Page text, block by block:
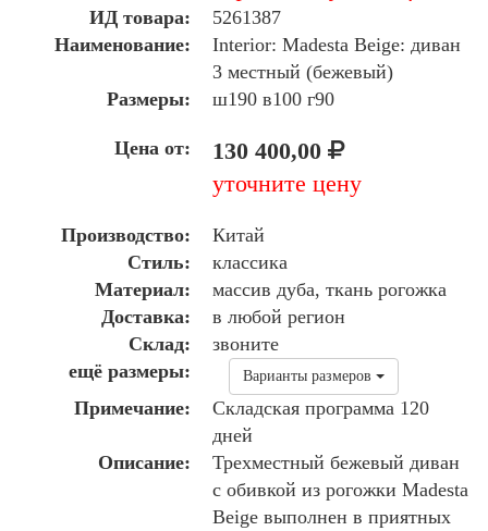
ИД товара:
5261387
Наименование:
Interior: Madesta Beige: диван
3 местный (бежевый)
Размеры:
ш190 в100 г90
Цена от:
130 400,00
уточните цену
Производство:
Китай
Стиль:
классика
Материал:
массив дуба, ткань рогожка
Доставка:
в любой регион
Склад:
звоните
ещё размеры:
Варианты размеров
Примечание:
Складская программа 120
дней
Описание:
Трехместный бежевый диван
с обивкой из рогожки Madesta
Beige выполнен в приятных